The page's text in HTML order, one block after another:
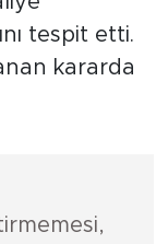
tespit etti.
kararda